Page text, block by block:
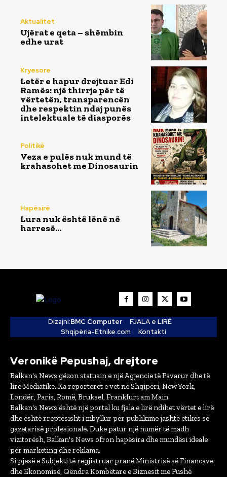
Aktualitet
Ujërat e qeta – shëmbin
edhe urat
Kryesore
Letër e hapur drejtuar Edi
Ramës: një thirrje për të
vërtetën, transparencën
dhe respektin ndaj punës
intelektuale të diasporës
Politikë
Veza e pulës nuk mund të
krahasohet me Dinosaurin
Hapësirë
Lura nuk është lënë në
harresë…
Dizajni:BMC Computer
FJALA e LIRË
Shqipëria-Etnike.com
Kontakti
Veronikë Pepushaj, drejtore
Balkan's News gëzon statusin e një Agjencie të Pavarur dhe të
lirë Mediatike. Ka reporterët e vet në Shqipëri, New York,
Londër, Paris, Romë, Bruksel, Frankfurt am Main.
Balkan's News është një portal ku fjala e lirë ndihet vërtet e lirë
dhe është rreptësisht i mbyllur për publikime jashtë etikës së
gazetarisë profesionale. Duke patur një numër të madh
vizitorësh, Balkan's News ofron hapësira dhe mundësi ideale
për marketing dhe reklama.
Si pjesë e Subjekti të regjistruar pranë Ministrisë së Financave
dhe Ekonomisë, Qëndra Kombëtare e Biznesit me Fushë